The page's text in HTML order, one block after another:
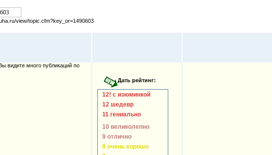
view/topic.cfm?key_or=1490603
видите много публикаций по
12! с изюминкой
12 шедевр
11 гениально
10 великолепно
9 отлично
8 очень хорошо